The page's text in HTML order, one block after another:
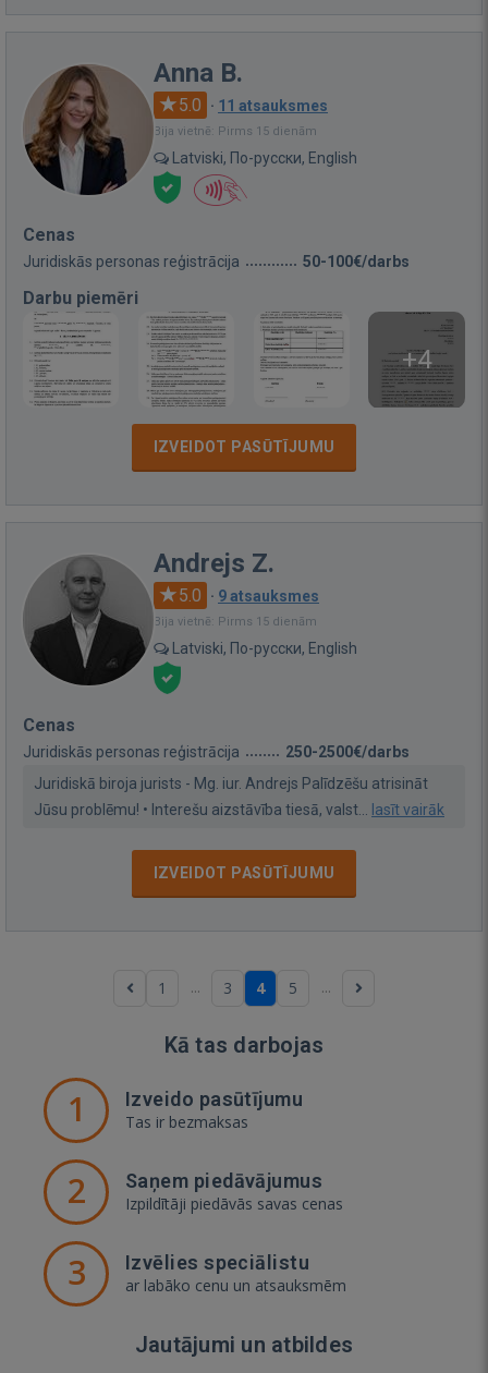
Anna B.
5.0 · 11 atsauksmes
Bija vietnē: Pirms 15 dienām
Latviski, По-русски, English
Cenas
Juridiskās personas reģistrācija 50-100€/darbs
Darbu piemēri
+4
IZVEIDOT PASŪTĪJUMU
Andrejs Z.
5.0 · 9 atsauksmes
Bija vietnē: Pirms 15 dienām
Latviski, По-русски, English
Cenas
Juridiskās personas reģistrācija
250-2500€/darbs
Juridiskā biroja jurists - Mg. iur. Andrejs Palīdzēšu atrisināt
Jūsu problēmu! • Interešu aizstāvība tiesā, valst... lasīt vairāk
IZVEIDOT PASŪTĪJUMU
1 ... 3 4 5 ...
Kā tas darbojas
1 Izveido pasūtījumu
Tas ir bezmaksas
2 Saņem piedāvājumus
Izpildītāji piedāvās savas cenas
3 Izvēlies speciālistu
ar labāko cenu un atsauksmēm
Jautājumi un atbildes